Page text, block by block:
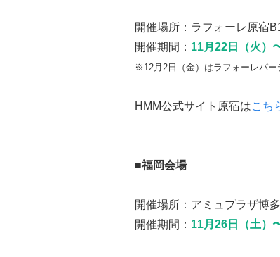
開催場所：ラフォーレ原宿
開催期間： 11月22日（火）
※12月2日（金）はラフォーレパー
HMM公式サイト原宿はこち
■福岡会場
開催場所：アミュプラザ博
開催期間： 11月26日（土）